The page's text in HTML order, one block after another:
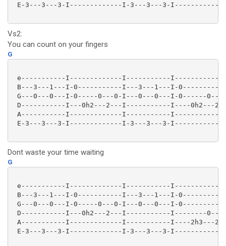
E-3---3---3-I-------------I-3---3---3-
Vs2:
You can count on your fingers
G
e-----------I-------------I-----------
B---3---1---I-0-----------I---3---1---I-
G---0---0---I-0-----0---0-I---0---0---I-0------0---
D-----------I---0h2---2---I-----------I----0h2---
A-----------I-------------I-----------
E-3---3---3-I-------------I-3---3---3-
Dont waste your time waiting
G
e-----------I-------------I-----------
B---3---1---I-0-----------I---3---1---I-
G---0---0---I-0-----0---0-I---0---0---I-
D-----------I---0h2---2---I-----------I--------
A-----------I-------------I-----------I----2h3---2-
E-3---3---3-I-------------I-3---3---3-